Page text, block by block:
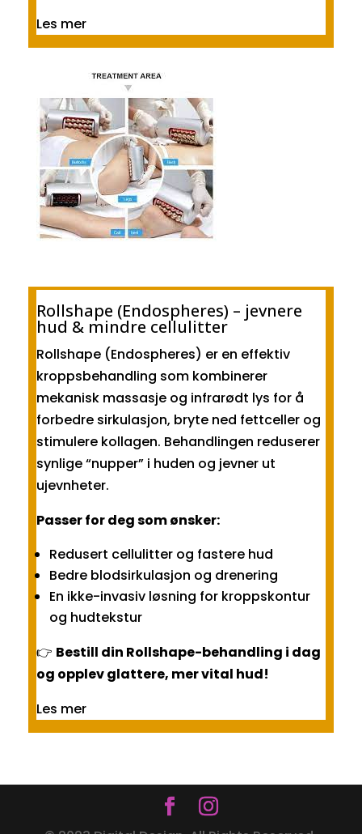
Les mer
Rollshape (Endospheres) – jevnere
hud & mindre cellulitter
Rollshape (Endospheres) er en effektiv
kroppsbehandling som kombinerer
mekanisk massasje og infrarødt lys for å
forbedre sirkulasjon, bryte ned fettceller og
stimulere kollagen. Behandlingen reduserer
synlige “nupper” i huden og jevner ut
ujevnheter.
Passer for deg som ønsker:
Redusert cellulitter og fastere hud
Bedre blodsirkulasjon og drenering
En ikke-invasiv løsning for kroppskontur
og hudtekstur
👉 Bestill din Rollshape-behandling i dag
og opplev glattere, mer vital hud!
Les mer